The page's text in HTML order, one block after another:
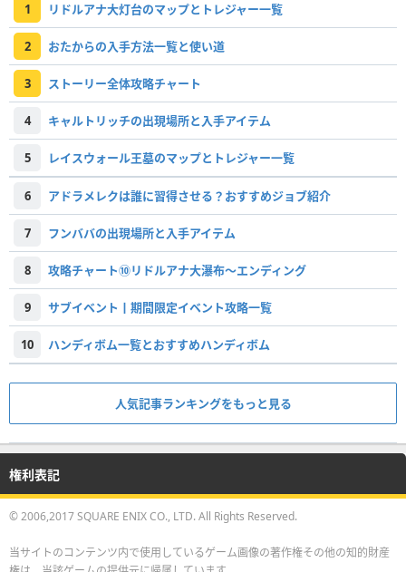
1 リドルアナ大灯台のマップとトレジャー一覧
2 おたからの入手方法一覧と使い道
3 ストーリー全体攻略チャート
4 キャルトリッチの出現場所と入手アイテム
5 レイスウォール王墓のマップとトレジャー一覧
6 アドラメレクは誰に習得させる？おすすめジョブ紹介
7 フンババの出現場所と入手アイテム
8 攻略チャート⑩リドルアナ大瀑布〜エンディング
9 サブイベント丨期間限定イベント攻略一覧
10 ハンディボム一覧とおすすめハンディボム
人気記事ランキングをもっと見る
権利表記
© 2006,2017 SQUARE ENIX CO., LTD. All Rights Reserved.
当サイトのコンテンツ内で使用しているゲーム画像の著作権その他の知的財産